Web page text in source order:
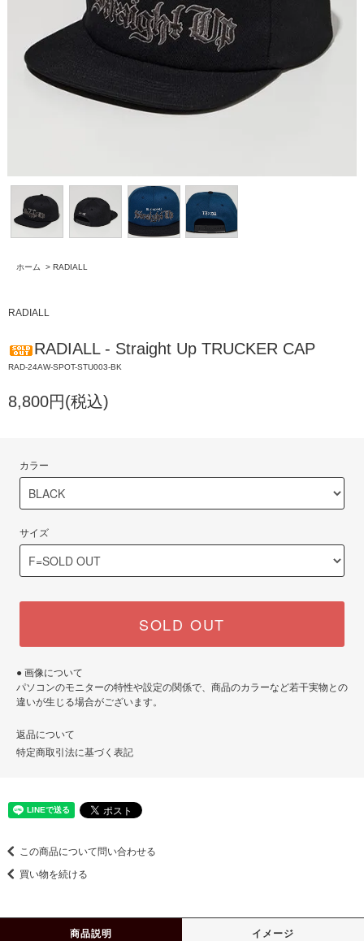
ホーム > RADIALL
RADIALL
RADIALL - Straight Up TRUCKER CAP
RAD-24AW-SPOT-STU003-BK
8,800円(税込)
カラー
サイズ
SOLD OUT
● 画像について
パソコンのモニターの特性や設定の関係で、商品のカラーなど若干実物との
違いが生じる場合がございます。
返品について
特定商取引法に基づく表記
この商品について問い合わせる
買い物を続ける
商品説明 イメージ